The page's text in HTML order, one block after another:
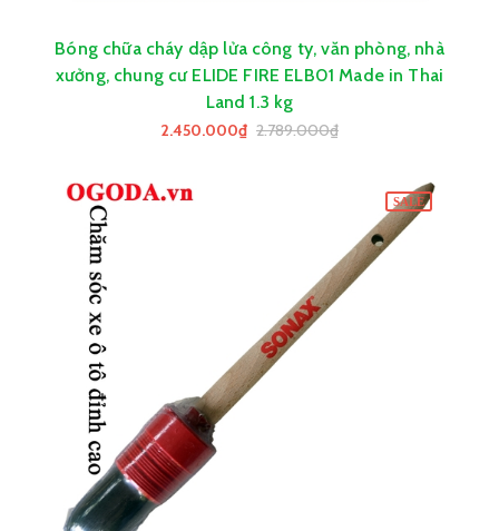
Bóng chữa cháy dập lửa công ty, văn phòng, nhà
xưởng, chung cư ELIDE FIRE ELB01 Made in Thai
Land 1.3 kg
2.450.000₫ 2.789.000₫
SALE